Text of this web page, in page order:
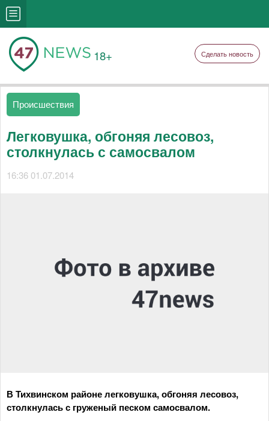
18+ Сделать новость
Происшествия
Легковушка, обгоняя лесовоз,
столкнулась с самосвалом
16:36 01.07.2014
В Тихвинском районе легковушка, обгоняя лесовоз,
столкнулась с груженый песком самосвалом.